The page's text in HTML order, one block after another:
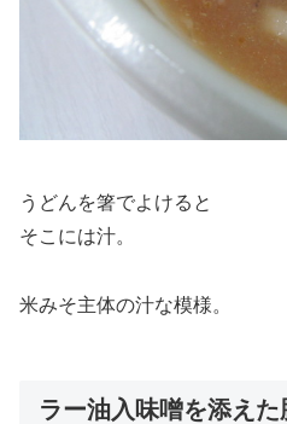
うどんを箸でよけると
そこには汁。
米みそ主体の汁な模様。
ラー油入味噌を添え